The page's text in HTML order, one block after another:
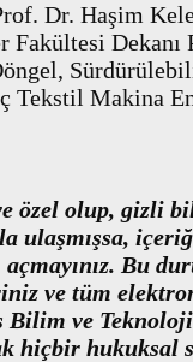
Dr. Haşim
Dekanı
Tekstil Makina
özel olup, gizli
ulaşmışsa,
Bu
ve tüm
ve
hiçbir hukuksal